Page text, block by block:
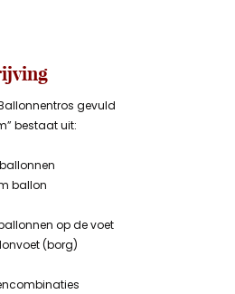
Ballonnentros gevuld
bestaat uit:
ballon
op de voet
(borg)